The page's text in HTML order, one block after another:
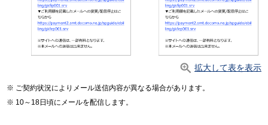
拡大して表を表示
ご契約状況によりメール送信内容が異なる場合があります。
10～18日頃にメールを配信します。